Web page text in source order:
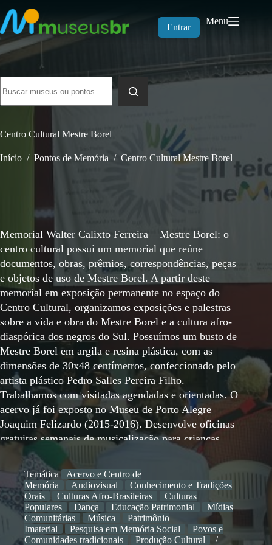
para
o
conteúdo
Entrar
Menu
resultados
Centro Cultural Mestre Borel
Início / Pontos de Memória / Centro Cultural Mestre Borel
Memorial Walter Calixto Ferreira – Mestre Borel: o
centro cultural possui um memorial que reúne
documentos, obras, prêmios, correspondências, peças
e objetos de uso de Mestre Borel. A partir deste
memorial em exposição permanente no espaço do
Centro Cultural, organizamos exposições e palestras
sobre a vida e obra do Mestre Borel e a cultura afro-
diaspórica dos negros do Sul. Possuímos um busto de
Mestre Borel em argila e resina plástica, com as
dimensões de 30x48 centímetros, confeccionado pelo
artista plástico Pedro Salles Pereira Filho.
Trabalhamos com visitadas agendadas e orientadas. O
acervo já foi exposto no Museu de Porto Alegre
Joaquim Felizardo (2015-2016). Desenvolve oficinas
gratuitas semanais de musicalização para crianças
com os instrumentos de flauta doce, tambores, violão
e cavaquinho, desde 2012 e já passaram por nossa
entidade cerca de 80 crianças e jovens. Iniciada desde
a fundação, as oficinas mantiveram-se quinzenais até
o início da pandemia de coronavírus de 2020 e
reabriram em julho de 2022. Desenvolve oficinas
semanais dos toques do tambor e dos cânticos
Temática
Acervo e Centro de
Memória
Audiovisual
Conhecimento e Tradições
Orais
Culturas Afro-Brasileiras
Culturas
Populares
Dança Educação Patrimonial
Mídias
Comunitárias
Música
Patrimônio
Imaterial
Pesquisa em Memória Social
Povos e
Comunidades tradicionais
Produção Cultural